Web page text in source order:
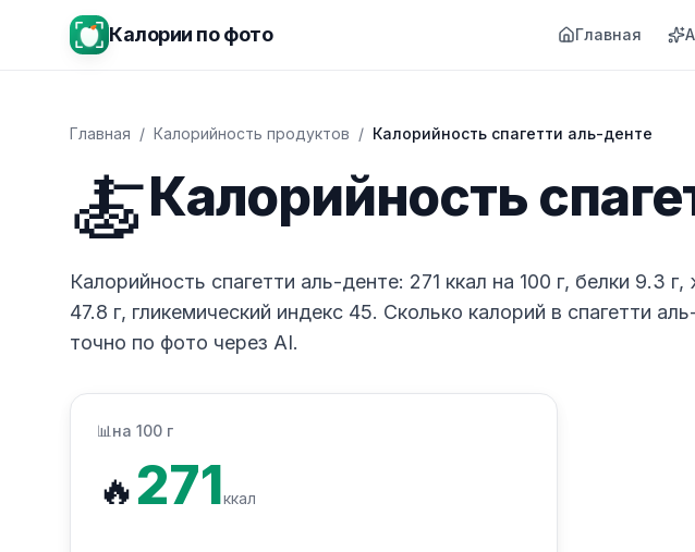
Калории по фото Главная
Главная / Калорийность продуктов / Калорийность спагетти аль-денте
🍝Калорийность
Калорийность спагетти аль-денте: 271 ккал на 100 г, белки 9.3
47.8 г, гликемический индекс 45. Сколько калорий в спагетти
точно по фото через AI.
📊 на 100 г
🔥271ккал